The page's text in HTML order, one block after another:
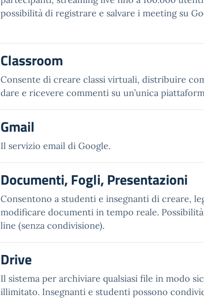
possibilità di registrare e salvare i meeting su
Classroom
Consente di creare classi virtuali, distribuire
dare e ricevere commenti su un’unica
Gmail
Il servizio email di Google.
Documenti, Fogli, Presentazioni
Consentono a studenti e insegnanti di creare,
modificare documenti in tempo reale.
line (senza condivisione).
Drive
Il sistema per archiviare qualsiasi file in modo
illimitato. Insegnanti e studenti possono